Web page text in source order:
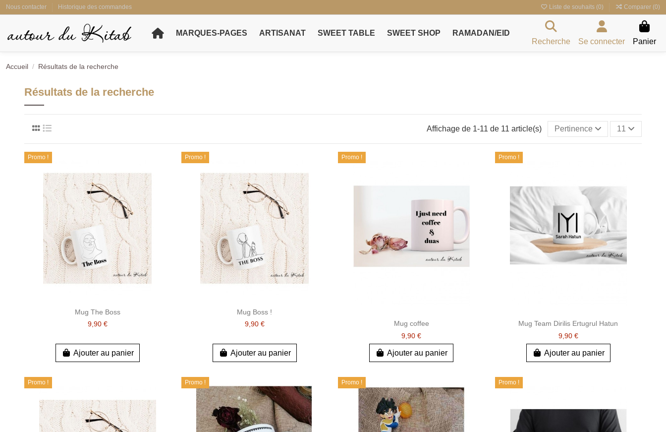
Nous contacter Historique des commandes Liste de souhaits (0) Comparer (0)
MARQUES-PAGES ARTISANAT SWEET TABLE SWEET SHOP
RAMADAN/EID
Recherche
Se connecter Panier
Accueil Résultats de la recherche
Résultats de la recherche
Affichage de 1-11 de 11 article(s) Pertinence 11
Promo !
Mug The Boss
9,90 €
Ajouter au panier
Promo !
Mug Boss !
9,90 €
Ajouter au panier
Promo !
Mug coffee
9,90 €
Ajouter au panier
Promo !
Mug Team Dirilis Ertugrul Hatun
9,90 €
Ajouter au panier
Promo ! Promo ! Promo ! Promo !